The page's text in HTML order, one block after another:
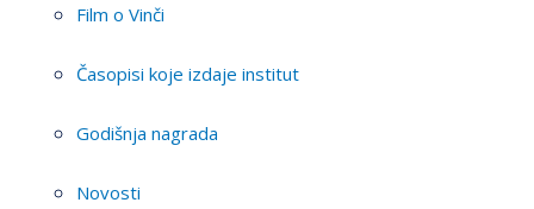
Film o Vinči
Časopisi koje izdaje institut
Godišnja nagrada
Novosti